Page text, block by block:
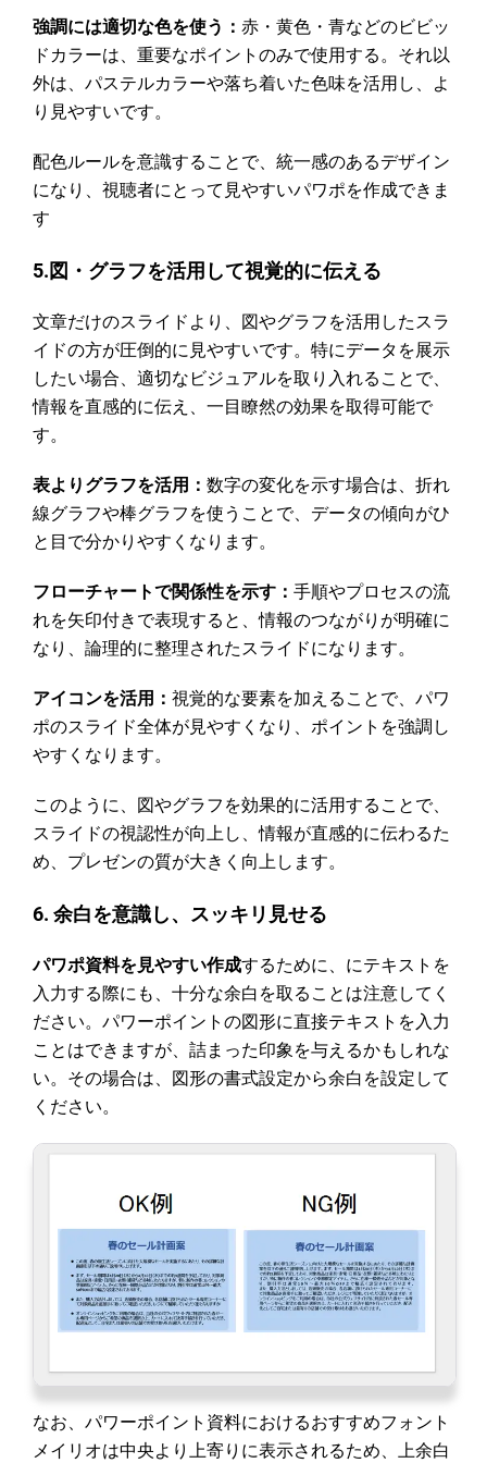
強調には適切な色を使う： 赤・黄色・青などのビビッ
ドカラーは、重要なポイントのみで使用する。それ以
外は、パステルカラーや落ち着いた色味を活用し、よ
り見やすいです。
配色ルールを意識することで、統一感のあるデザイン
になり、視聴者にとって見やすいパワポを作成できま
す
5.図・グラフを活用して視覚的に伝える
文章だけのスライドより、図やグラフを活用したスラ
イドの方が圧倒的に見やすいです。特にデータを展示
したい場合、適切なビジュアルを取り入れることで、
情報を直感的に伝え、一目瞭然の効果を取得可能で
す。
表よりグラフを活用： 数字の変化を示す場合は、折れ
線グラフや棒グラフを使うことで、データの傾向がひ
と目で分かりやすくなります。
フローチャートで関係性を示す： 手順やプロセスの流
れを矢印付きで表現すると、情報のつながりが明確に
なり、論理的に整理されたスライドになります。
アイコンを活用： 視覚的な要素を加えることで、パワ
ポのスライド全体が見やすくなり、ポイントを強調し
やすくなります。
このように、図やグラフを効果的に活用することで、
スライドの視認性が向上し、情報が直感的に伝わるた
め、プレゼンの質が大きく向上します。
6. 余白を意識し、スッキリ見せる
パワポ資料を見やすい作成するために、にテキストを
入力する際にも、十分な余白を取ることは注意してく
ださい。パワーポイントの図形に直接テキストを入力
ことはできますが、詰まった印象を与えるかもしれな
い。その場合は、図形の書式設定から余白を設定して
ください。
なお、パワーポイント資料におけるおすすめフォント
メイリオは中央より上寄りに表示されるため、上余白